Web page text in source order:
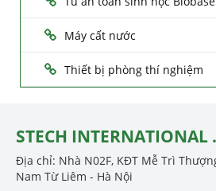
Máy cất nước
Thiết bị phòng thí nghiệm
STECH INTERNATIONAL
Địa chỉ: Nhà N02F, KĐT Mễ Trì
Nam Từ Liêm - Hà Nội